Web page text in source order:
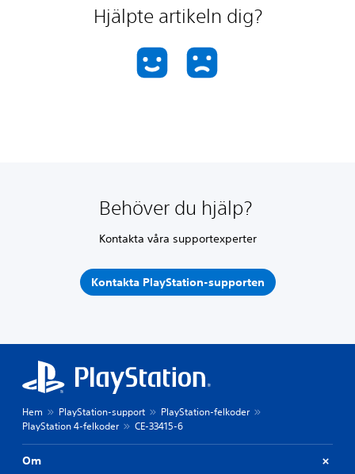
Hjälpte artikeln dig?
Behöver du hjälp?
Kontakta våra supportexperter
Kontakta PlayStation-supporten
Hem PlayStation-support
PlayStation-felkoder
PlayStation 4-felkoder
CE-33415-6
Om